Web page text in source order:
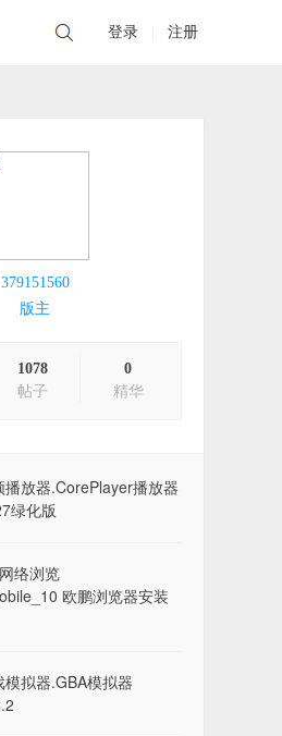
登录 注册
379151560
版主
1078
帖子
0
精华
播放器.CorePlayer播放器
绿化版
络浏览
欧鹏浏览器安装
模拟器.GBA模拟器